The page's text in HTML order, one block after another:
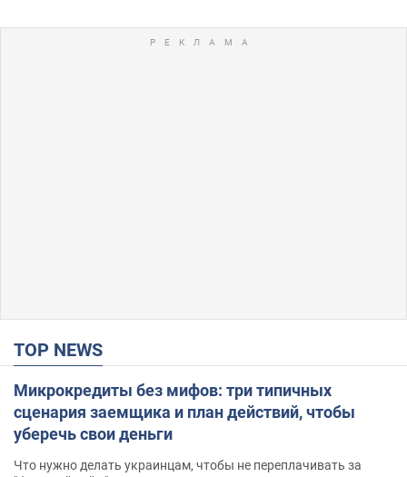
TOP NEWS
Микрокредиты без мифов: три типичных
сценария заемщика и план действий, чтобы
уберечь свои деньги
Что нужно делать украинцам, чтобы не переплачивать за